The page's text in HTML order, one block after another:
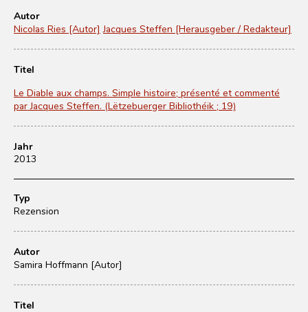
Autor
Nicolas Ries [Autor] Jacques Steffen [Herausgeber / Redakteur]
Titel
Le Diable aux champs. Simple histoire; présenté et commenté
par Jacques Steffen. (Lëtzebuerger Bibliothéik ; 19)
Jahr
2013
Typ
Rezension
Autor
Samira Hoffmann [Autor]
Titel